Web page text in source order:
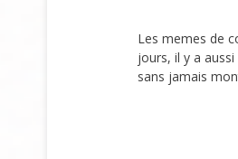
Les memes de
jours, il y a
sans jamais